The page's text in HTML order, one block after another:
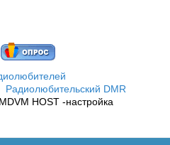
Радиолюбительский DMR
HOST -настройка